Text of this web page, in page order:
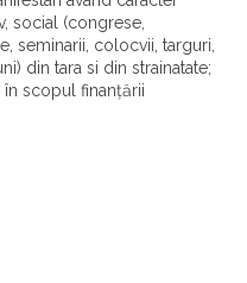
social (congrese,
seminarii, colocvii, targuri,
din tara si din strainatate;
scopul finanţării